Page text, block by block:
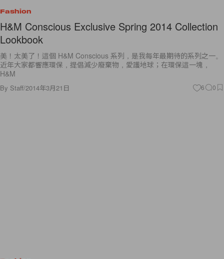
Fashion
H&M Conscious Exclusive Spring 2014 Collection
Lookbook
美！太美了！這個 H&M Conscious 系列，是我每年最期待的系列之一。
近年大家都響應環保，提倡減少廢棄物，愛護地球；在環保這一塊，
H&M
By Staff/2014年3月21日 6 0